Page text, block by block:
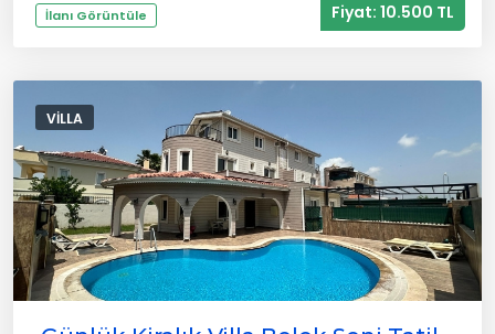
İlanı Görüntüle Fiyat: 10.500 TL
VILLA